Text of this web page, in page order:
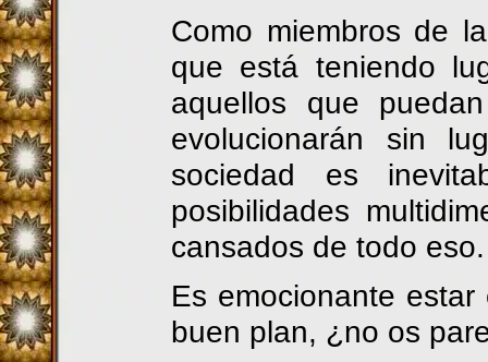
Como miembros de
que está teniendo
aquellos que
evolucionarán sin
sociedad es
posibilidades
cansados de todo eso.
Es emocionante
buen plan, ¿no os